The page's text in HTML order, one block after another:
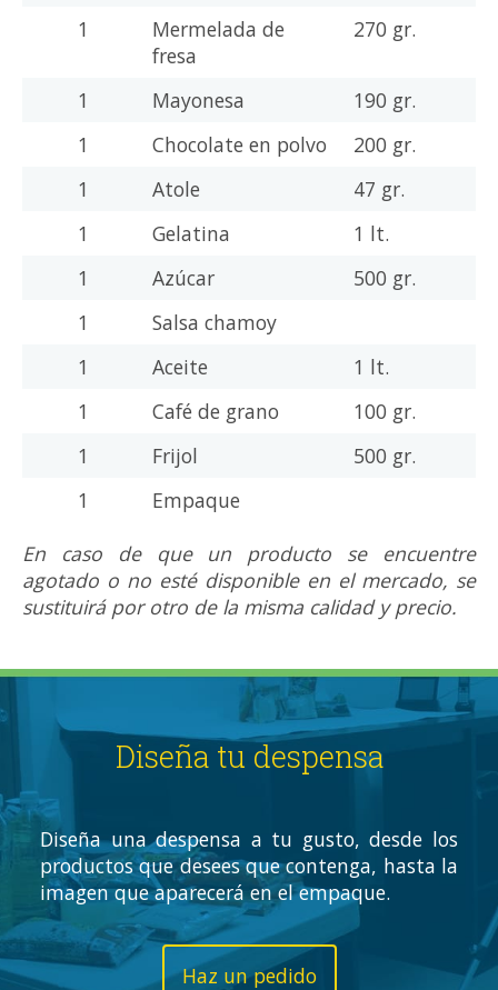
1
Mermelada de
fresa
270 gr.
1 Mayonesa
190 gr.
1
Chocolate en polvo
200 gr.
1
Atole
47 gr.
1
Gelatina
1 lt.
1
Azúcar
500 gr.
1
Salsa chamoy
1
Aceite
1 lt.
1
Café de grano
100 gr.
1
Frijol
500 gr.
1
Empaque
En caso de que un producto se encuentre
agotado o no esté disponible en el mercado, se
sustituirá por otro de la misma calidad y precio.
Diseña tu despensa
Diseña una despensa a tu gusto, desde los
productos que desees que contenga, hasta la
imagen que aparecerá en el empaque.
Haz un pedido